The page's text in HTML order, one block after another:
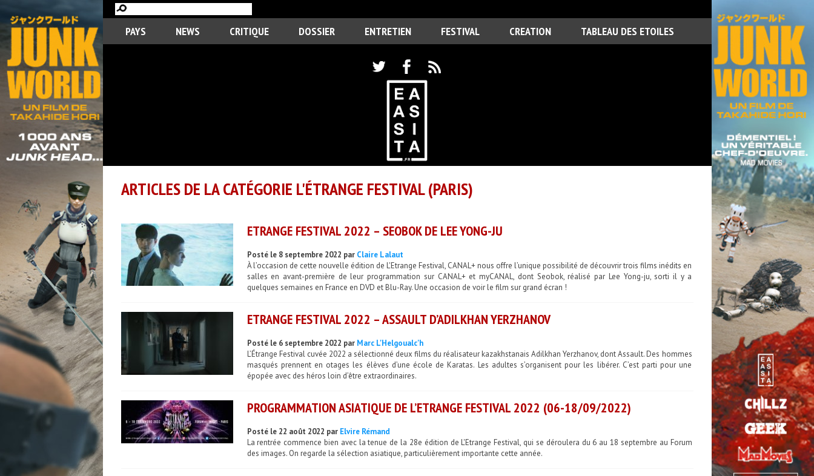
PAYS NEWS CRITIQUE DOSSIER ENTRETIEN FESTIVAL CREATION TABLEAU DES ETOILES
ARTICLES DE LA CATÉGORIE L'ÉTRANGE FESTIVAL (PARIS)
ETRANGE FESTIVAL 2022 – SEOBOK DE LEE YONG-JU
Posté le 8 septembre 2022 par Claire Lalaut
À l’occasion de cette nouvelle édition de L'Etrange Festival, CANAL+ nous offre l’unique possibilité de découvrir trois films inédits en
salles en avant-première de leur programmation sur CANAL+ et myCANAL, dont Seobok, réalisé par Lee Yong-ju, sorti il y a
quelques semaines en France en DVD et Blu-Ray. Une occasion de voir le film sur grand écran !
ETRANGE FESTIVAL 2022 – ASSAULT D’ADILKHAN YERZHANOV
Posté le 6 septembre 2022 par Marc L'Helgoualc'h
L’Étrange Festival cuvée 2022 a sélectionné deux films du réalisateur kazakhstanais Adilkhan Yerzhanov, dont Assault. Des hommes
masqués prennent en otages les élèves d’une école de Karatas. Les adultes s’organisent pour les libérer. C’est parti pour une
épopée avec des héros loin d’être extraordinaires.
PROGRAMMATION ASIATIQUE DE L’ETRANGE FESTIVAL 2022 (06-18/09/2022)
Posté le 22 août 2022 par Elvire Rémand
La rentrée commence bien avec la tenue de la 28e édition de L'Etrange Festival, qui se déroulera du 6 au 18 septembre au Forum
des images. On regarde la sélection asiatique, particulièrement importante cette année.